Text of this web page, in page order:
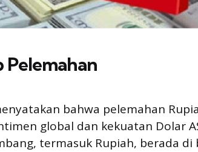
Pelemahan
bahwa pelemahan
global dan kekuatan Dolar
termasuk Rupiah, berada di